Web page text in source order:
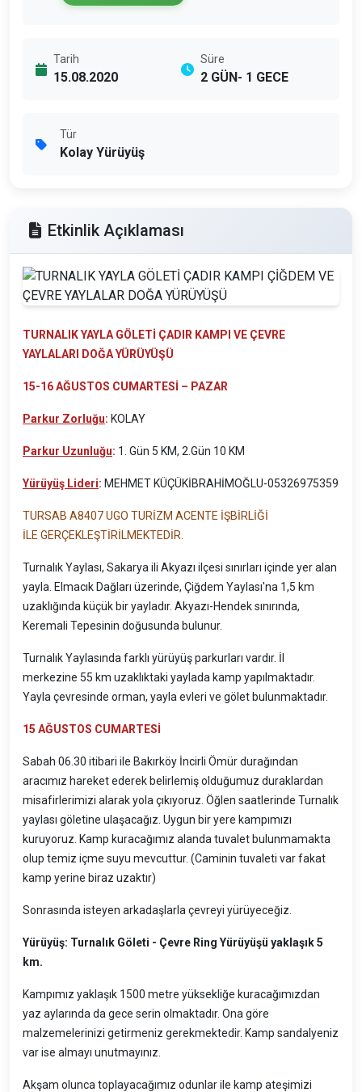
Tarih
15.08.2020
Süre
2 GÜN- 1 GECE
Tür
Kolay Yürüyüş
Etkinlik Açıklaması
TURNALIK YAYLA GÖLETİ ÇADIR KAMPI VE ÇEVRE
YAYLALARI DOĞA YÜRÜYÜŞÜ
15-16 AĞUSTOS CUMARTESİ – PAZAR
Parkur Zorluğu: KOLAY
Parkur Uzunluğu: 1. Gün 5 KM, 2.Gün 10 KM
Yürüyüş Lideri: MEHMET KÜÇÜKİBRAHİMOĞLU-05326975359
TURSAB A8407 UGO TURİZM ACENTE İŞBİRLİĞİ
İLE GERÇEKLEŞTİRİLMEKTEDİR.
Turnalık Yaylası, Sakarya ili Akyazı ilçesi sınırları içinde yer alan
yayla. Elmacık Dağları üzerinde, Çiğdem Yaylası'na 1,5 km
uzaklığında küçük bir yayladır. Akyazı-Hendek sınırında,
Keremali Tepesinin doğusunda bulunur.
Turnalık Yaylasında farklı yürüyüş parkurları vardır. İl
merkezine 55 km uzaklıktaki yaylada kamp yapılmaktadır.
Yayla çevresinde orman, yayla evleri ve gölet bulunmaktadır.
15 AĞUSTOS CUMARTESİ
Sabah 06.30 itibari ile Bakırköy İncirli Ömür durağından
aracımız hareket ederek belirlemiş olduğumuz duraklardan
misafirlerimizi alarak yola çıkıyoruz. Öğlen saatlerinde Turnalık
yaylası göletine ulaşacağız. Uygun bir yere kampımızı
kuruyoruz. Kamp kuracağımız alanda tuvalet bulunmamakta
olup temiz içme suyu mevcuttur. (Caminin tuvaleti var fakat
kamp yerine biraz uzaktır)
Sonrasında isteyen arkadaşlarla çevreyi yürüyeceğiz.
Yürüyüş: Turnalık Göleti - Çevre Ring Yürüyüşü yaklaşık 5
km.
Kampımız yaklaşık 1500 metre yüksekliğe kuracağımızdan
yaz aylarında da gece serin olmaktadır. Ona göre
malzemelerinizi getirmeniz gerekmektedir. Kamp sandalyeniz
var ise almayı unutmayınız.
Akşam olunca toplayacağımız odunlar ile kamp ateşimizi